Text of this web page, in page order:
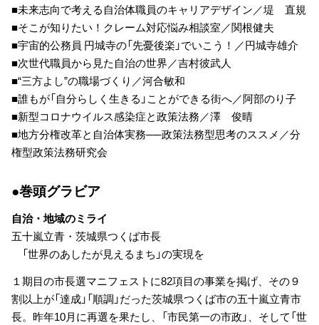
■未来志向で考える自治体職員のキャリアデザイン／堤 直規
■そこが知りたい！クレーム対応悩み相談室／関根健夫
■宇宙的公務員 円城寺の「先憂後楽」でいこう！／円城寺雄介
■次世代職員から見た自治の世界／吉村彼武人
■“三方よし”の職場づくり／河合敏和
■誰もが「自分らしく生きる」ことができる街へ／阿部のり子
■新型コロナウイルス感染症と政策法務／澤 俊晴
■地方分権改革と自治体実務──政策法務型思考のススメ／分
権型政策法務研究会
●巻頭グラビア
自治・地域のミライ
五十嵐立青・茨城県つくば市長
「世界のあしたが見えるまち」の実現を
１期目の市長選マニフェストに82項目の事業を掲げ、その９
割以上が「達成」「順調」だった茨城県つくば市の五十嵐立青市
長。昨年10月に再選を果たし、「市民第一の市政」、そして「世